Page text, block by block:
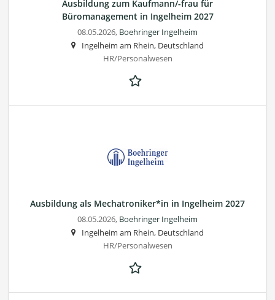
Ausbildung zum Kaufmann/-frau für
Büromanagement in Ingelheim 2027
08.05.2026, Boehringer Ingelheim
Ingelheim am Rhein, Deutschland
HR/Personalwesen
Ausbildung als Mechatroniker*in in Ingelheim 2027
08.05.2026, Boehringer Ingelheim
Ingelheim am Rhein, Deutschland
HR/Personalwesen